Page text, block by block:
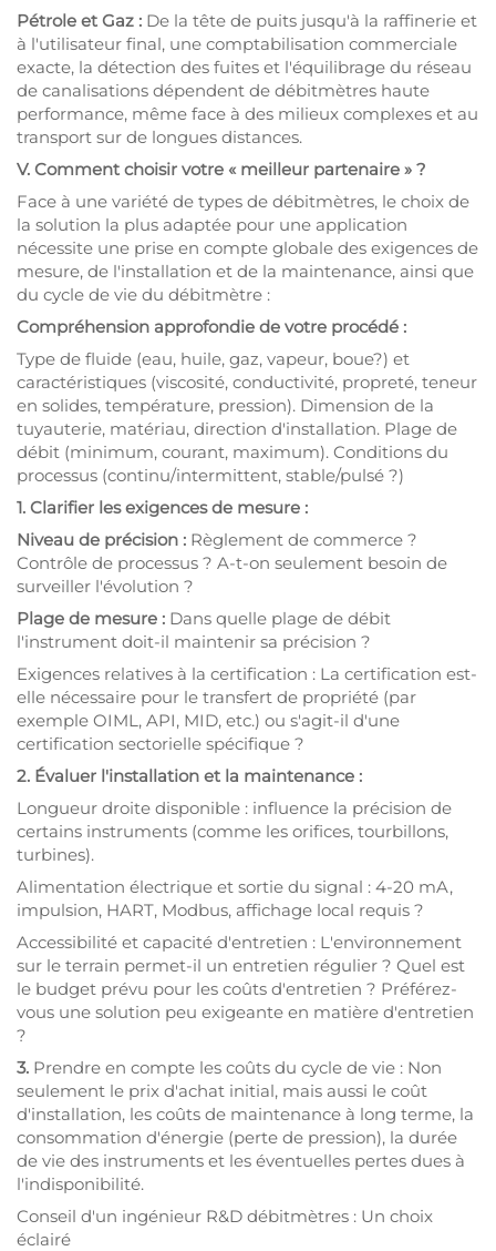
Pétrole et Gaz : De la tête de puits jusqu'à la raffinerie et
à l'utilisateur final, une comptabilisation commerciale
exacte, la détection des fuites et l'équilibrage du réseau
de canalisations dépendent de débitmètres haute
performance, même face à des milieux complexes et au
transport sur de longues distances.
V. Comment choisir votre « meilleur partenaire » ?
Face à une variété de types de débitmètres, le choix de
la solution la plus adaptée pour une application
nécessite une prise en compte globale des exigences de
mesure, de l'installation et de la maintenance, ainsi que
du cycle de vie du débitmètre :
Compréhension approfondie de votre procédé :
Type de fluide (eau, huile, gaz, vapeur, boue?) et
caractéristiques (viscosité, conductivité, propreté, teneur
en solides, température, pression). Dimension de la
tuyauterie, matériau, direction d'installation. Plage de
débit (minimum, courant, maximum). Conditions du
processus (continu/intermittent, stable/pulsé ?)
1. Clarifier les exigences de mesure :
Niveau de précision : Règlement de commerce ?
Contrôle de processus ? A-t-on seulement besoin de
surveiller l'évolution ?
Plage de mesure : Dans quelle plage de débit
l'instrument doit-il maintenir sa précision ?
Exigences relatives à la certification : La certification est-
elle nécessaire pour le transfert de propriété (par
exemple OIML, API, MID, etc.) ou s'agit-il d'une
certification sectorielle spécifique ?
2. Évaluer l'installation et la maintenance :
Longueur droite disponible : influence la précision de
certains instruments (comme les orifices, tourbillons,
turbines).
Alimentation électrique et sortie du signal : 4-20 mA,
impulsion, HART, Modbus, affichage local requis ?
Accessibilité et capacité d'entretien : L'environnement
sur le terrain permet-il un entretien régulier ? Quel est
le budget prévu pour les coûts d'entretien ? Préférez-
vous une solution peu exigeante en matière d'entretien
?
3. Prendre en compte les coûts du cycle de vie : Non
seulement le prix d'achat initial, mais aussi le coût
d'installation, les coûts de maintenance à long terme, la
consommation d'énergie (perte de pression), la durée
de vie des instruments et les éventuelles pertes dues à
l'indisponibilité.
Conseil d'un ingénieur R&D débitmètres : Un choix
éclairé